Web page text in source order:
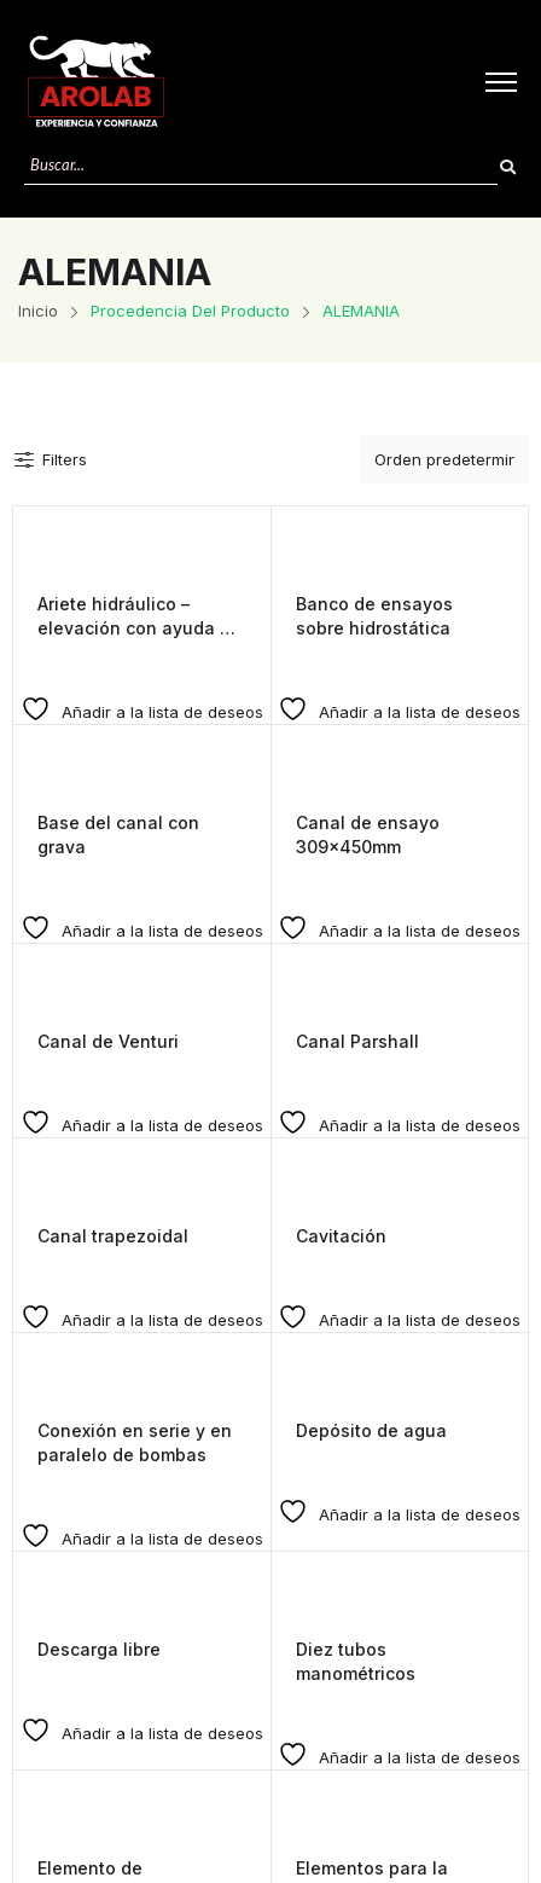
ALEMANIA
Inicio Procedencia Del Producto ALEMANIA
Filters
Ariete hidráulico –
elevación con ayuda de
Añadir a la lista de deseos
Banco de ensayos
sobre hidrostática
Añadir a la lista de deseos
Base del canal con
grava
Añadir a la lista de deseos
Canal de ensayo
309x450mm
Añadir a la lista de deseos
Canal de Venturi
Añadir a la lista de deseos
Canal Parshall
Añadir a la lista de deseos
Canal trapezoidal
Añadir a la lista de deseos
Cavitación
Añadir a la lista de deseos
Conexión en serie y en
paralelo de bombas
Añadir a la lista de deseos
Depósito de agua
Añadir a la lista de deseos
Descarga libre
Añadir a la lista de deseos
Diez tubos
manométricos
Añadir a la lista de deseos
Elemento de
Elementos para la